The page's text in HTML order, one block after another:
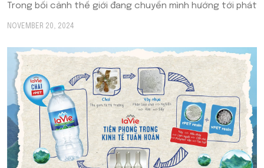
Trong bối cảnh thế giới đang chuyển mình hướng tới phát
NOVEMBER 20, 2024